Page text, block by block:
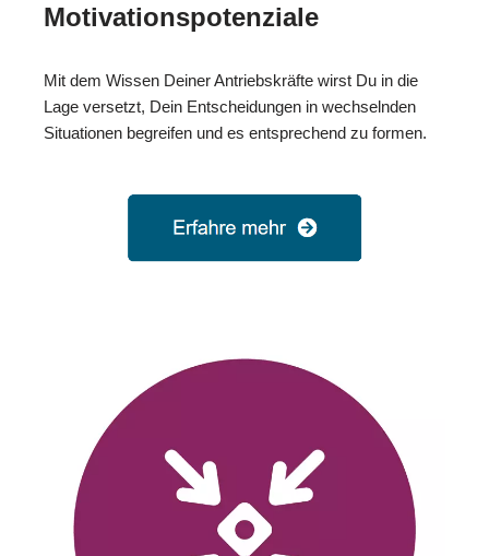
Motivationspotenziale
Mit dem Wissen Deiner Antriebskräfte wirst Du in die
Lage versetzt, Dein Entscheidungen in wechselnden
Situationen begreifen und es entsprechend zu formen.